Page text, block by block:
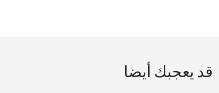
قد يعجبك أيضا